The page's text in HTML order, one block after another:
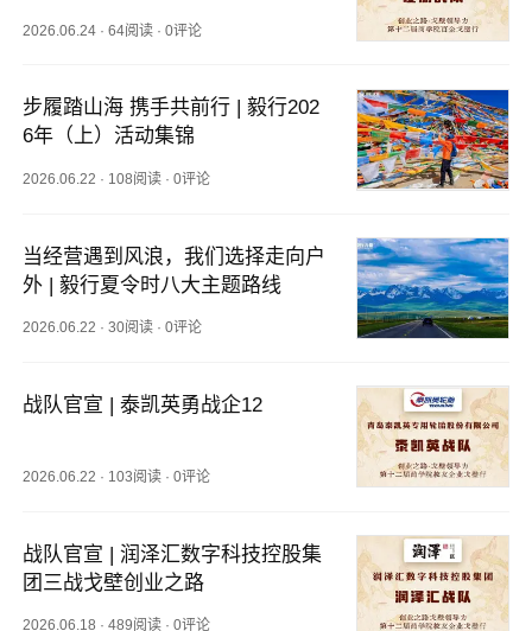
2026.06.24 ·64阅读 ·0评论
步履踏山海 携手共前行 | 毅行202
6年（上）活动集锦
2026.06.22 · 108阅读 ·0评论
当经营遇到风浪，我们选择走向户
外 | 毅行夏令时八大主题路线
2026.06.22 ·30阅读 ·0评论
战队官宣 | 泰凯英勇战企12
2026.06.22 · 103阅读 ·0评论
战队官宣 | 润泽汇数字科技控股集
团三战戈壁创业之路
2026.06.18 ·489阅读 ·0评论